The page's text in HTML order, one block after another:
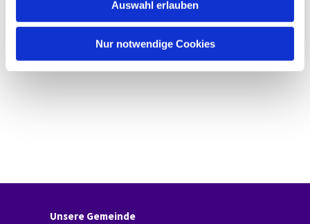
Auswahl erlauben
Nur notwendige Cookies
Unsere Gemeinde